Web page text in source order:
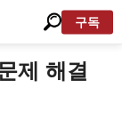
구독
제 해결